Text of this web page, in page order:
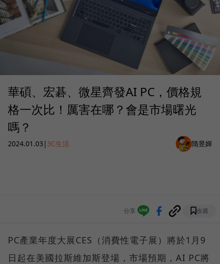
華碩、宏碁、微星齊發AI PC，價格規
格一次比！厲害在哪？會是市場曙光
嗎？
2024.01.03 | 3C生活 隋昱嬋
分享 收藏
PC產業年度大展CES（消費性電子展）將於1月9
日起在美國拉斯維加斯登場，市場預期，AI PC將